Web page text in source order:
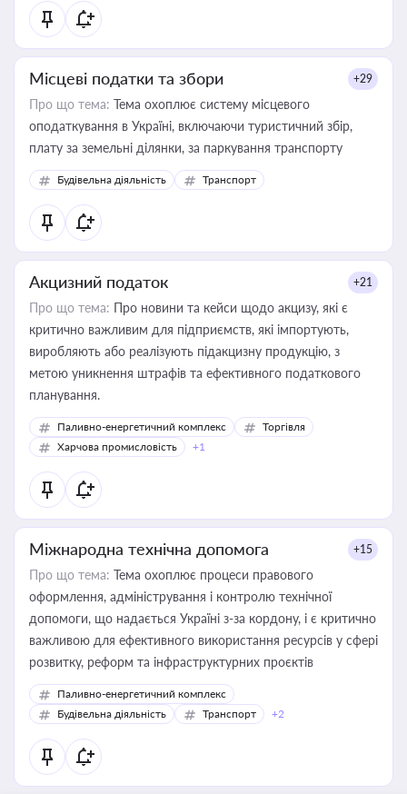
Місцеві податки та збори +29
Про що тема: Тема охоплює систему місцевого
оподаткування в Україні, включаючи туристичний збір,
плату за земельні ділянки, за паркування транспорту
Будівельна діяльність Транспорт
Акцизний податок +21
Про що тема: Про новини та кейси щодо акцизу, які є
критично важливим для підприємств, які імпортують,
виробляють або реалізують підакцизну продукцію, з
метою уникнення штрафів та ефективного податкового
планування.
Паливно-енергетичний комплекс
Торгівля
Харчова промисловість
+1
Міжнародна технічна допомога +15
Про що тема: Тема охоплює процеси правового
оформлення, адміністрування і контролю технічної
допомоги, що надається Україні з-за кордону, і є критично
важливою для ефективного використання ресурсів у сфері
розвитку, реформ та інфраструктурних проєктів
Паливно-енергетичний комплекс
Будівельна діяльність
Транспорт +2